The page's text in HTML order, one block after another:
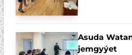
Asuda
jemgyýet